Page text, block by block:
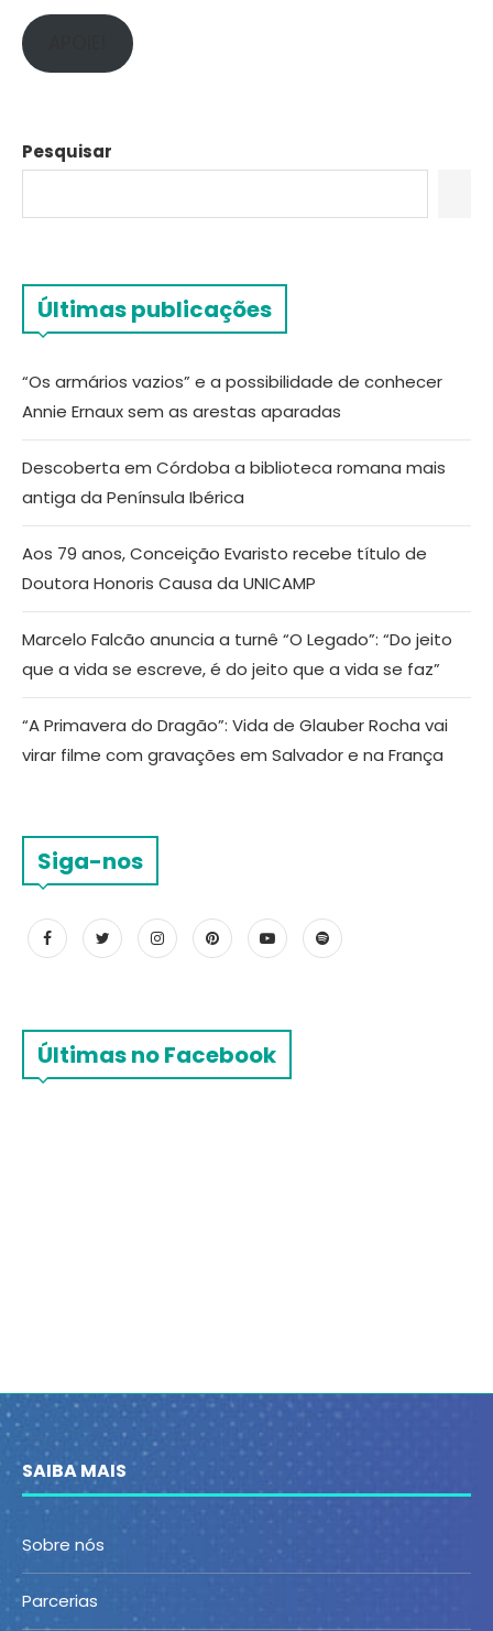
Pesquisar
Últimas publicações
“Os armários vazios” e a possibilidade de conhecer
Annie Ernaux sem as arestas aparadas
Descoberta em Córdoba a biblioteca romana mais
antiga da Península Ibérica
Aos 79 anos, Conceição Evaristo recebe título de
Doutora Honoris Causa da UNICAMP
Marcelo Falcão anuncia a turnê “O Legado”: “Do jeito
que a vida se escreve, é do jeito que a vida se faz”
“A Primavera do Dragão”: Vida de Glauber Rocha vai
virar filme com gravações em Salvador e na França
Siga-nos
Últimas no Facebook
SAIBA MAIS
Sobre nós
Parcerias